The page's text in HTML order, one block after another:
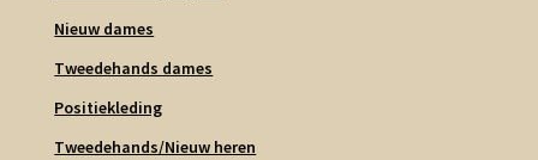
Nieuw dames
Tweedehands dames
Positiekleding
Tweedehands/Nieuw heren